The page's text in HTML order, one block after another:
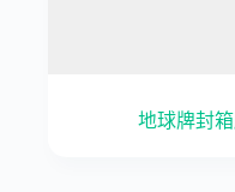
地球牌封